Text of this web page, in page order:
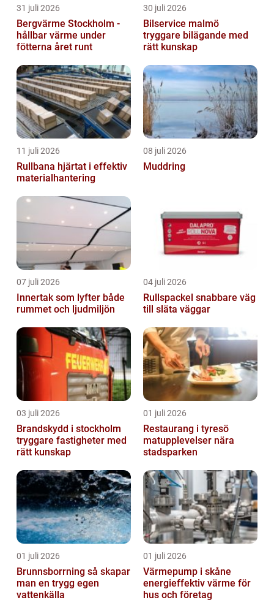
31 juli 2026
Bergvärme Stockholm -
hållbar värme under
fötterna året runt
30 juli 2026
Bilservice malmö
tryggare bilägande med
rätt kunskap
11 juli 2026
Rullbana hjärtat i effektiv
materialhantering
08 juli 2026
Muddring
07 juli 2026
Innertak som lyfter både
rummet och ljudmiljön
04 juli 2026
Rullspackel snabbare väg
till släta väggar
03 juli 2026
Brandskydd i stockholm
tryggare fastigheter med
rätt kunskap
01 juli 2026
Restaurang i tyresö
matupplevelser nära
stadsparken
01 juli 2026
Brunnsborrning så skapar
man en trygg egen
vattenkälla
01 juli 2026
Värmepump i skåne
energieffektiv värme för
hus och företag